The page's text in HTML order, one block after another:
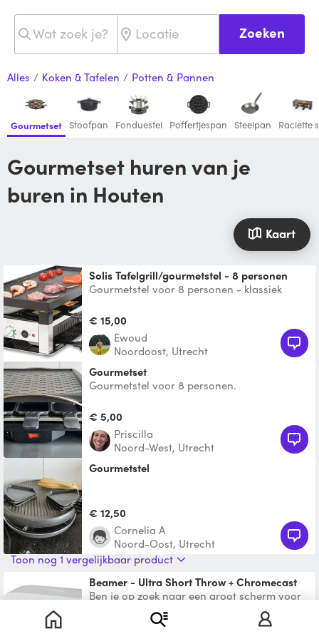
Zoeken
Alles / Koken & Tafelen / Potten & Pannen
Gourmetset Stoofpan Fonduestel Poffertjespan Steelpan Raclette
Gourmetset huren van je
buren in Houten
Kaart
Solis Tafelgrill/gourmetstel - 8 personen
Gourmetstel voor 8 personen - klassiek
wokken in kleine wok
€ 15,00
Ewoud
Noordoost, Utrecht
Gourmetset
Gourmetstel voor 8 personen.
€ 5,00
Priscilla
Noord-West, Utrecht
Gourmetstel
€ 12,50
Cornelia A
Noord-Oost, Utrecht
Toon nog 1 vergelijkbaar product
Beamer - Ultra Short Throw + Chromecast
Ben je op zoek naar een groot scherm voor
in je tuin of woonkamer? Of je nu een
spannende voetbalwed